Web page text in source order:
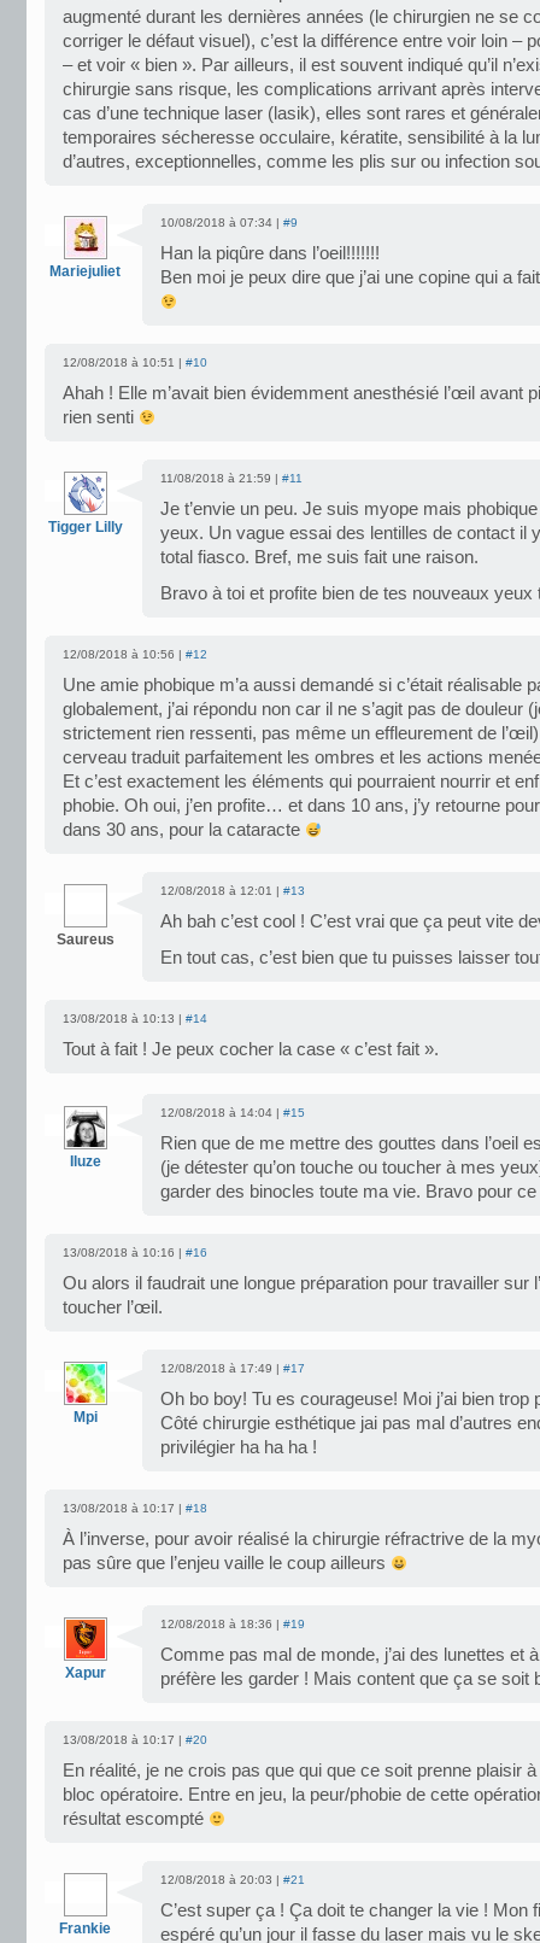
augmenté durant les dernières années (le chirurgien ne se
corriger le défaut visuel), c’est la différence entre voir loin –
– et voir « bien ». Par ailleurs, il est souvent indiqué qu’il
chirurgie sans risque, les complications arrivant après
cas d’une technique laser (lasik), elles sont rares et
temporaires sécheresse occulaire, kératite, sensibilité à la
d’autres, exceptionnelles, comme les plis sur ou infection
Mariejuliet
10/08/2018 à 07:34 | #9
Han la piqûre dans l’oeil!!!!!!!
Ben moi je peux dire que j’ai une copine qui a
12/08/2018 à 10:51 | #10
Ahah ! Elle m’avait bien évidemment anesthésié l’œil avant
rien senti
Tigger Lilly
11/08/2018 à 21:59 | #11
Je t’envie un peu. Je suis myope mais
yeux. Un vague essai des lentilles de contact il
total fiasco. Bref, me suis fait une raison.
Bravo à toi et profite bien de tes nouveaux
12/08/2018 à 10:56 | #12
Une amie phobique m’a aussi demandé si c’était réalisable
globalement, j’ai répondu non car il ne s’agit pas de douleur
strictement rien ressenti, pas même un effleurement de
cerveau traduit parfaitement les ombres et les actions
Et c’est exactement les éléments qui pourraient nourrir et
phobie. Oh oui, j’en profite… et dans 10 ans, j’y retourne
dans 30 ans, pour la cataracte
Saureus
12/08/2018 à 12:01 | #13
Ah bah c’est cool ! C’est vrai que ça peut vite
En tout cas, c’est bien que tu puisses laisser
13/08/2018 à 10:13 | #14
Tout à fait ! Je peux cocher la case « c’est fait ».
Iluze
12/08/2018 à 14:04 | #15
Rien que de me mettre des gouttes dans l’oeil
(je détester qu’on touche ou toucher à mes
garder des binocles toute ma vie. Bravo pour
13/08/2018 à 10:16 | #16
Ou alors il faudrait une longue préparation pour travailler sur
toucher l’œil.
Mpi
12/08/2018 à 17:49 | #17
Oh bo boy! Tu es courageuse! Moi j’ai bien trop
Côté chirurgie esthétique jai pas mal d’autres
privilégier ha ha ha !
13/08/2018 à 10:17 | #18
À l’inverse, pour avoir réalisé la chirurgie réfractrive de la
pas sûre que l’enjeu vaille le coup ailleurs
Xapur
12/08/2018 à 18:36 | #19
Comme pas mal de monde, j’ai des lunettes et
préfère les garder ! Mais content que ça se soit
13/08/2018 à 10:17 | #20
En réalité, je ne crois pas que qui que ce soit prenne plaisir
bloc opératoire. Entre en jeu, la peur/phobie de cette
résultat escompté
Frankie
12/08/2018 à 20:03 | #21
C’est super ça ! Ça doit te changer la vie ! Mon
espéré qu’un jour il fasse du laser mais vu le